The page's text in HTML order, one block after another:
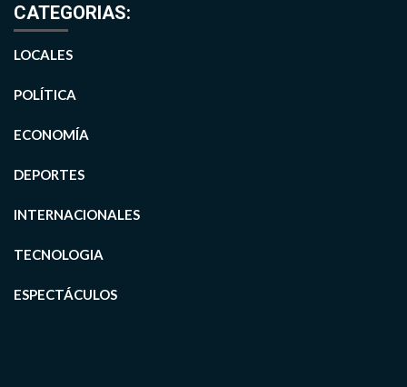
CATEGORIAS:
LOCALES
POLÍTICA
ECONOMÍA
DEPORTES
INTERNACIONALES
TECNOLOGIA
ESPECTÁCULOS